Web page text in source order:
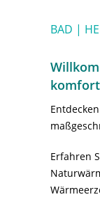
BAD |
Erfahren